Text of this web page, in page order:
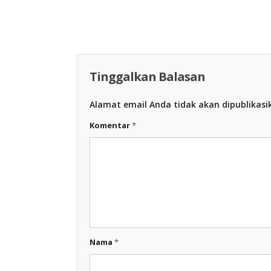
Tinggalkan Balasan
Alamat email Anda tidak akan
Komentar*
Nama *